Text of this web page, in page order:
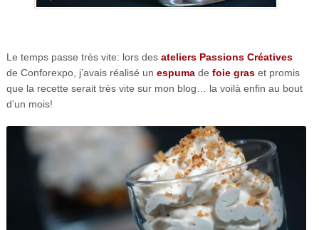
Le temps passe très vite: lors des ateliers Passions Créatives
de Conforexpo, j’avais réalisé un espumade foie graset promis
que la recette serait très vite sur mon blog… la voilà enfin au bout
d’un mois!